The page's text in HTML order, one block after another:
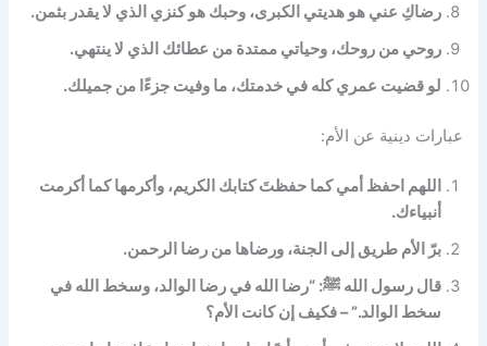
رضاكِ عني هو هديتي الكبرى، وحبك هو كنزي الذي لا يقدر بثمن.
روحي من روحك، وحياتي ممتدة من عطائك الذي لا ينتهي.
لو قضيت عمري كله في خدمتك، ما وفيت جزءًا من جميلك.
عبارات دينية عن الأم:
اللهم احفظ أمي كما حفظتَ كتابك الكريم، وأكرمها كما أكرمت
أنبياءك.
برّ الأم طريق إلى الجنة، ورضاها من رضا الرحمن.
قال رسول الله ﷺ: “رضا الله في رضا الوالد، وسخط الله في
سخط الوالد.” – فكيف إن كانت الأم؟